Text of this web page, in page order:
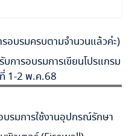
รอบรมครบตามจำนวนแล้วค่ะ)
การอบรมการเขียนโปรแกรม
1-2 พ.ค.68
บรมการใช้งานอุปกรณ์รักษา